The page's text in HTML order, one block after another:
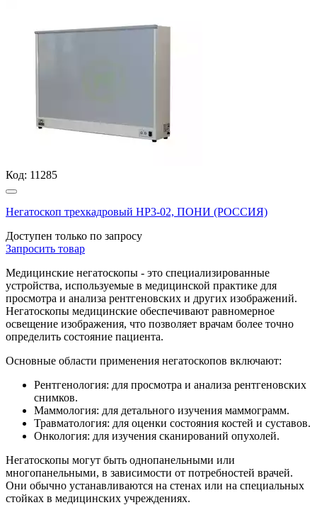
Код: 11285
Негатоскоп трехкадровый НР3-02, ПОНИ (РОССИЯ)
Доступен только по запросу
Запросить товар
Медицинские негатоскопы - это специализированные
устройства, используемые в медицинской практике для
просмотра и анализа рентгеновских и других изображений.
Негатоскопы медицинские обеспечивают равномерное
освещение изображения, что позволяет врачам более точно
определить состояние пациента.
Основные области применения негатоскопов включают:
Рентгенология: для просмотра и анализа рентгеновских
снимков.
Маммология: для детального изучения маммограмм.
Травматология: для оценки состояния костей и суставов.
Онкология: для изучения сканирований опухолей.
Негатоскопы могут быть однопанельными или
многопанельными, в зависимости от потребностей врачей.
Они обычно устанавливаются на стенах или на специальных
стойках в медицинских учреждениях.